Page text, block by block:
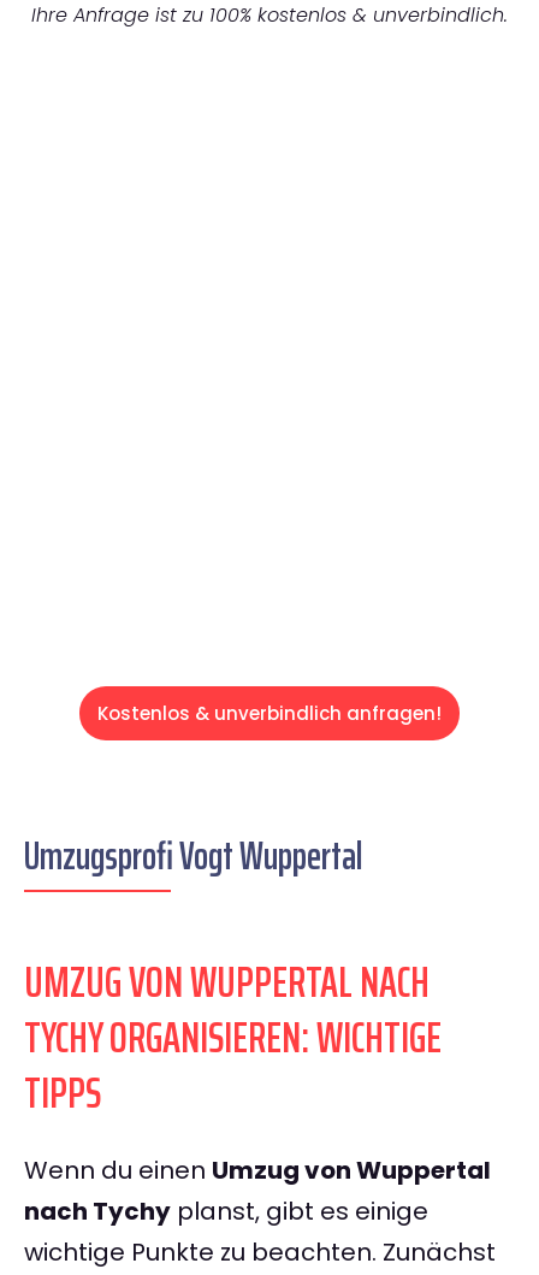
Ihre Anfrage ist zu 100% kostenlos & unverbindlich.
Kostenlos & unverbindlich anfragen!
Umzugsprofi Vogt Wuppertal
UMZUG VON WUPPERTAL NACH
TYCHY ORGANISIEREN: WICHTIGE
TIPPS
Wenn du einen Umzug von Wuppertal
nach Tychy planst, gibt es einige
wichtige Punkte zu beachten. Zunächst